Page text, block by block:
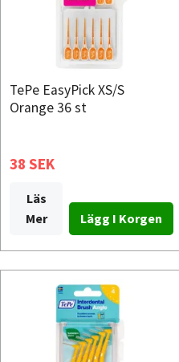
TePe EasyPick XS/S
Orange 36 st
38 SEK
Läs
Mer